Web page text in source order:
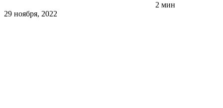
2 мин
29 ноября, 2022